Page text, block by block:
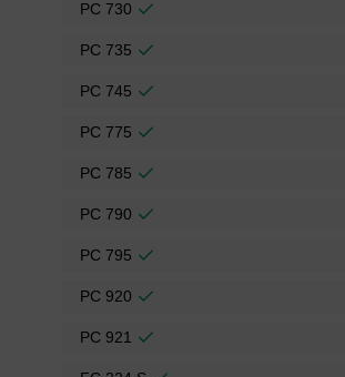
PC 730
PC 735
PC 745
PC 775
PC 785
PC 790
PC 795
PC 920
PC 921